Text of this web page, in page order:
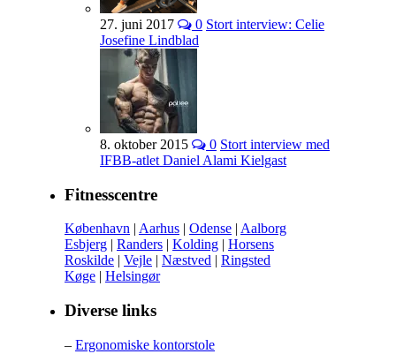
27. juni 2017 0 Stort interview: Celie
Josefine Lindblad
8. oktober 2015 0 Stort interview med
IFBB-atlet Daniel Alami Kielgast
Fitnesscentre
København Aarhus Odense Aalborg
Esbjerg
Randers Kolding
Horsens
Roskilde
Vejle Næstved
Ringsted
Køge
Helsingør
Diverse links
– Ergonomiske kontorstole